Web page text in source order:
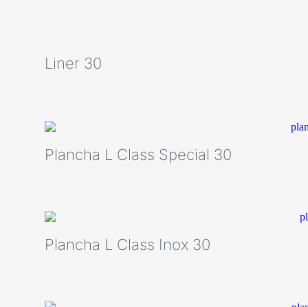
Liner 30
Plancha L Class Special 30
Plancha L Class Inox 30